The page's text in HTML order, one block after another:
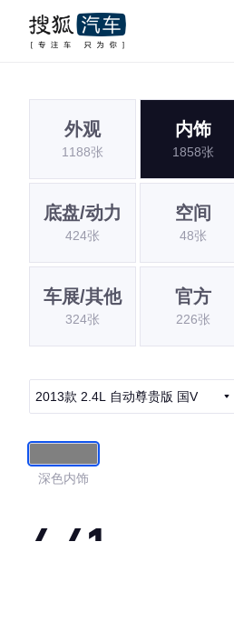
外观
1188张
内饰
1858张
底盘/动力
424张
空间
48张
车展/其他
324张
官方
226张
2013款 2.4L 自动尊贵版 国V
深色内饰
4.41